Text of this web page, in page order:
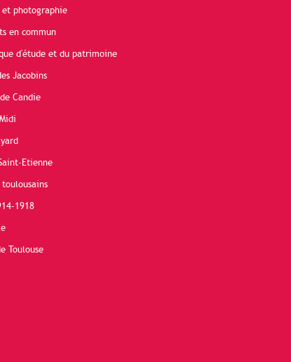
photographie
en commun
d'étude et du patrimoine
Jacobins
Candie
Etienne
1918
Toulouse